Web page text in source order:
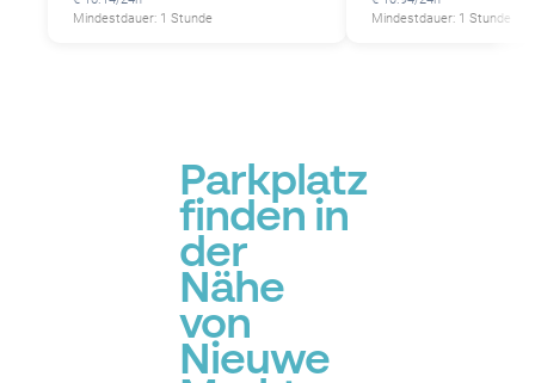
Mindestdauer: 1 Stunde
Mindestdauer: 1 Stunde
Parkplatz
finden in
der
Nähe
von
Nieuwe